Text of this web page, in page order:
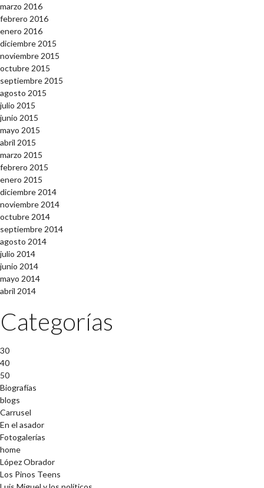
marzo 2016
febrero 2016
enero 2016
diciembre 2015
noviembre 2015
octubre 2015
septiembre 2015
agosto 2015
julio 2015
junio 2015
mayo 2015
abril 2015
marzo 2015
febrero 2015
enero 2015
diciembre 2014
noviembre 2014
octubre 2014
septiembre 2014
agosto 2014
julio 2014
junio 2014
mayo 2014
abril 2014
Categorías
30
40
50
Biografías
blogs
Carrusel
En el asador
Fotogalerías
home
López Obrador
Los Pinos Teens